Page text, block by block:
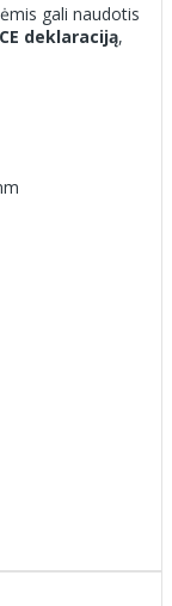
gali naudotis
CE deklaraciją,